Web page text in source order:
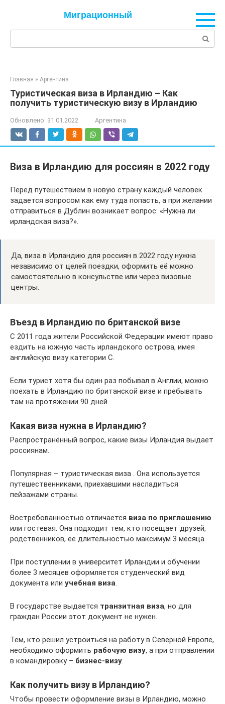
Миграционный
Главная » Аргентина
Туристическая виза в Ирландию – Как
получить туристическую визу в Ирландию
Обновлено: 31.01.2022 Аргентина
Виза в Ирландию для россиян в 2022 году
Перед путешествием в новую страну каждый человек
задается вопросом как ему туда попасть, а при желании
отправиться в Дублин возникает вопрос: «Нужна ли
ирландская виза?».
Да, виза в Ирландию для россиян в 2022 году нужна
независимо от целей поездки, оформить её можно
самостоятельно в консульстве или через визовые
центры.
Въезд в Ирландию по британской визе
С 2011 года жители Российской Федерации имеют право
ездить на южную часть ирландского острова, имея
английскую визу категории C.
Если турист хотя бы один раз побывал в Англии, можно
поехать в Ирландию по британской визе и пребывать
там на протяжении 90 дней.
Какая виза нужна в Ирландию?
Распространённый вопрос, какие визы Ирландия выдает
россиянам.
Популярная – туристическая виза . Она используется
путешественниками, приехавшими насладиться
пейзажами страны.
Востребованностью отличается виза по приглашению
или гостевая. Она подходит тем, кто посещает друзей,
родственников, ее длительностью максимум 3 месяца.
При поступлении в университет Ирландии и обучении
более 3 месяцев оформляется студенческий вид
документа или учебная виза.
В государстве выдается транзитная виза, но для
граждан России этот документ не нужен.
Тем, кто решил устроиться на работу в Северной Европе,
необходимо оформить рабочую визу, а при отправлении
в командировку – бизнес-визу.
Как получить визу в Ирландию?
Чтобы провести оформление визы в Ирландию, можно